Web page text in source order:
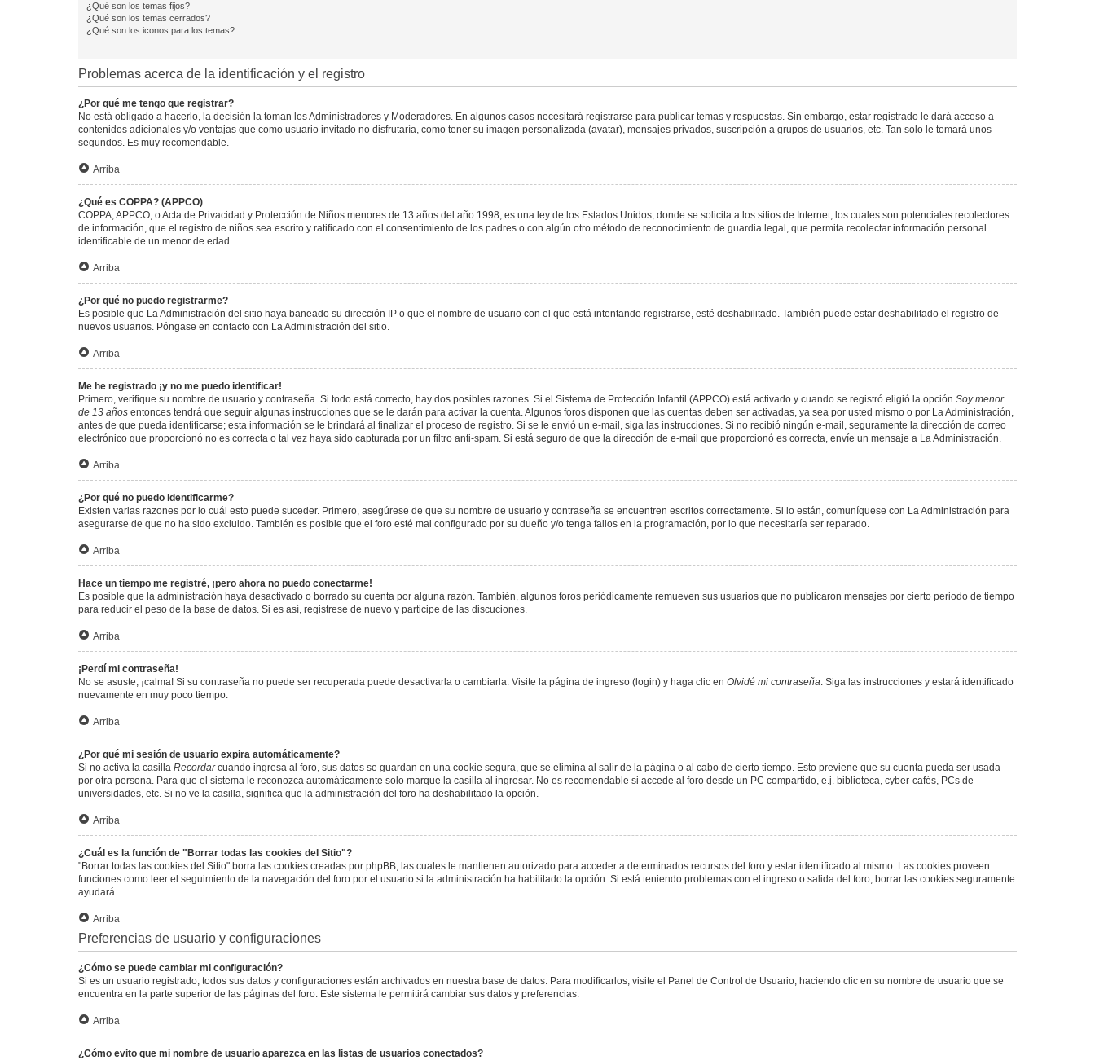
¿Qué son los temas fijos?
¿Qué son los temas cerrados?
¿Qué son los iconos para los temas?
Problemas acerca de la identificación y el registro
¿Por qué me tengo que registrar?
No está obligado a hacerlo, la decisión la toman los Administradores y Moderadores. En algunos casos necesitará registrarse para publicar temas y respuestas. Sin embargo, estar registrado le dará acceso a
contenidos adicionales y/o ventajas que como usuario invitado no disfrutaría, como tener su imagen personalizada (avatar), mensajes privados, suscripción a grupos de usuarios, etc. Tan solo le tomará unos
segundos. Es muy recomendable.
Arriba
¿Qué es COPPA? (APPCO)
COPPA, APPCO, o Acta de Privacidad y Protección de Niños menores de 13 años del año 1998, es una ley de los Estados Unidos, donde se solicita a los sitios de Internet, los cuales son potenciales recolectores
de información, que el registro de niños sea escrito y ratificado con el consentimiento de los padres o con algún otro método de reconocimiento de guardia legal, que permita recolectar información personal
identificable de un menor de edad.
Arriba
¿Por qué no puedo registrarme?
Es posible que La Administración del sitio haya baneado su dirección IP o que el nombre de usuario con el que está intentando registrarse, esté deshabilitado. También puede estar deshabilitado el registro de
nuevos usuarios. Póngase en contacto con La Administración del sitio.
Arriba
Me he registrado ¡y no me puedo identificar!
Primero, verifique su nombre de usuario y contraseña. Si todo está correcto, hay dos posibles razones. Si el Sistema de Protección Infantil (APPCO) está activado y cuando se registró eligió la opción Soy menor
de 13 años entonces tendrá que seguir algunas instrucciones que se le darán para activar la cuenta. Algunos foros disponen que las cuentas deben ser activadas, ya sea por usted mismo o por La Administración,
antes de que pueda identificarse; esta información se le brindará al finalizar el proceso de registro. Si se le envió un e-mail, siga las instrucciones. Si no recibió ningún e-mail, seguramente la dirección de correo
electrónico que proporcionó no es correcta o tal vez haya sido capturada por un filtro anti-spam. Si está seguro de que la dirección de e-mail que proporcionó es correcta, envíe un mensaje a La Administración.
Arriba
¿Por qué no puedo identificarme?
Existen varias razones por lo cuál esto puede suceder. Primero, asegúrese de que su nombre de usuario y contraseña se encuentren escritos correctamente. Si lo están, comuníquese con La Administración para
asegurarse de que no ha sido excluido. También es posible que el foro esté mal configurado por su dueño y/o tenga fallos en la programación, por lo que necesitaría ser reparado.
Arriba
Hace un tiempo me registré, ¡pero ahora no puedo conectarme!
Es posible que la administración haya desactivado o borrado su cuenta por alguna razón. También, algunos foros periódicamente remueven sus usuarios que no publicaron mensajes por cierto periodo de tiempo
para reducir el peso de la base de datos. Si es así, registrese de nuevo y participe de las discuciones.
Arriba
¡Perdí mi contraseña!
No se asuste, ¡calma! Si su contraseña no puede ser recuperada puede desactivarla o cambiarla. Visite la página de ingreso (login) y haga clic en Olvidé mi contraseña. Siga las instrucciones y estará identificado
nuevamente en muy poco tiempo.
Arriba
¿Por qué mi sesión de usuario expira automáticamente?
Si no activa la casilla Recordarcuando ingresa al foro, sus datos se guardan en una cookie segura, que se elimina al salir de la página o al cabo de cierto tiempo. Esto previene que su cuenta pueda ser usada
por otra persona. Para que el sistema le reconozca automáticamente solo marque la casilla al ingresar. No es recomendable si accede al foro desde un PC compartido, e.j. biblioteca, cyber-cafés, PCs de
universidades, etc. Si no ve la casilla, significa que la administración del foro ha deshabilitado la opción.
Arriba
¿Cuál es la función de "Borrar todas las cookies del Sitio"?
"Borrar todas las cookies del Sitio" borra las cookies creadas por phpBB, las cuales le mantienen autorizado para acceder a determinados recursos del foro y estar identificado al mismo. Las cookies proveen
funciones como leer el seguimiento de la navegación del foro por el usuario si la administración ha habilitado la opción. Si está teniendo problemas con el ingreso o salida del foro, borrar las cookies seguramente
ayudará.
Arriba
Preferencias de usuario y configuraciones
¿Cómo se puede cambiar mi configuración?
Si es un usuario registrado, todos sus datos y configuraciones están archivados en nuestra base de datos. Para modificarlos, visite el Panel de Control de Usuario; haciendo clic en su nombre de usuario que se
encuentra en la parte superior de las páginas del foro. Este sistema le permitirá cambiar sus datos y preferencias.
Arriba
¿Cómo evito que mi nombre de usuario aparezca en las listas de usuarios conectados?